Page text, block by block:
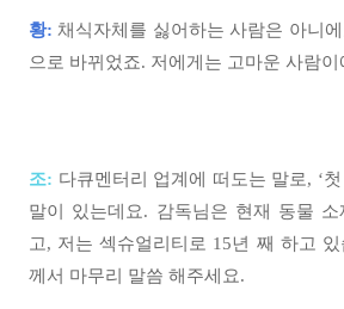
황: 채식자체를 싫어하는 사람은 아니
으로 바뀌었죠. 저에게는 고마운 사람이
조: 다큐멘터리 업계에 떠도는 말로, ‘
말이 있는데요. 감독님은 현재 동물 소
고, 저는 섹슈얼리티로 15년 째 하고
께서 마무리 말씀 해주세요.